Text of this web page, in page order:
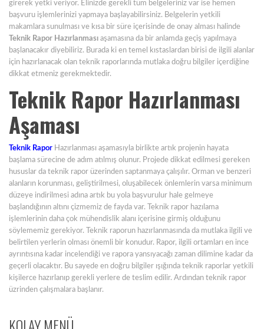
girerek yetki veriyor. Elinizde gerekli tüm belgeleriniz var ise hemen
başvuru işlemlerinizi yapmaya başlayabilirsiniz. Belgelerin yetkili
makamlara sunulması ve kısa bir süre içerisinde de onay alması halinde
Teknik Rapor Hazırlanması aşamasına da bir anlamda geçiş yapılmaya
başlanacakır diyebiliriz. Burada ki en temel kıstaslardan birisi de ilgili alanlar
için hazırlanacak olan teknik raporlarında mutlaka doğru bilgiler içerdiğine
dikkat etmeniz gerekmektedir.
Teknik Rapor Hazırlanması
Aşaması
Teknik Rapor Hazırlanması aşamasıyla birlikte artık projenin hayata
başlama sürecine de adım atılmış olunur. Projede dikkat edilmesi gereken
hususlar da teknik rapor üzerinden saptanmaya çalışılır. Orman ve benzeri
alanların korunması, geliştirilmesi, oluşabilecek önlemlerin varsa minimum
düzeye indirilmesi adına artık bu yola başvurulur hale gelmeye
başlandığının altını çizmemiz de fayda var. Teknik rapor hazılama
işlemlerinin daha çok mühendislik alanı içerisine girmiş olduğunu
söylememiz gerekiyor. Teknik raporun hazırlanmasında da mutlaka ilgili ve
belirtilen yerlerin olması önemli bir konudur. Rapor, ilgili ortamları en ince
ayrıntısına kadar incelendiği ve rapora yansıyacağı zaman dilimine kadar da
geçerli olacaktır. Bu sayede en doğru bilgiler ışığında teknik raporlar yetkili
kişilerce hazırlanıp gerekli yerlere de teslim edilir. Ardından teknik rapor
üzrinden çalışmalara başlanır.